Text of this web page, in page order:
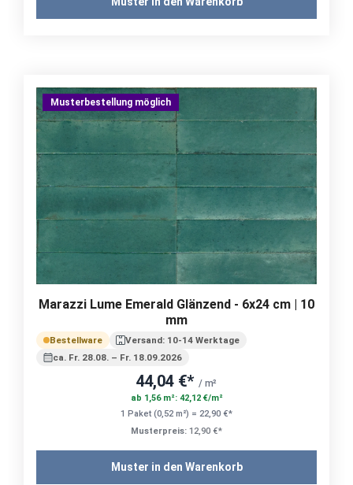
Musterbestellung möglich
Marazzi Lume Emerald Glänzend - 6x24 cm | 10
mm
Bestellware
Versand: 10-14 Werktage
ca. Fr. 28.08. – Fr. 18.09.2026
44,04 €* / m²
ab 1,56 m²: 42,12 €/m²
1 Paket (0,52 m²) = 22,90 €*
Musterpreis: 12,90 €*
Muster in den Warenkorb